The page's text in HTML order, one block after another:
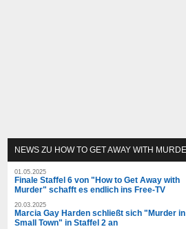
NEWS ZU HOW TO GET AWAY WITH
01.05.2025
Finale Staffel 6 von "How to Get Away with
Murder" schafft es endlich ins Free-TV
20.03.2025
Marcia Gay Harden schließt sich "Murder
Small Town" in Staffel 2 an